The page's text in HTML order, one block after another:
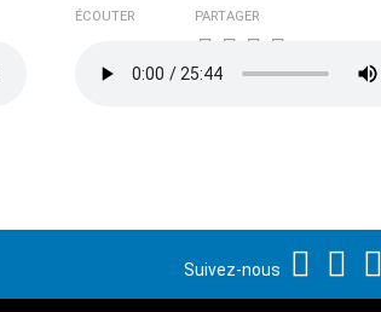
ÉCOUTER PARTAGER
Suivez-nous